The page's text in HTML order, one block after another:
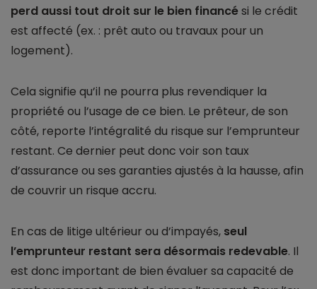
perd aussi tout droit sur le bien financési le crédit
est affecté (ex. : prêt auto ou travaux pour un
logement).
Cela signifie qu’il ne pourra plus revendiquer la
propriété ou l’usage de ce bien. Le prêteur, de son
côté, reporte l’intégralité du risque sur l’emprunteur
restant. Ce dernier peut donc voir son taux
d’assurance ou ses garanties ajustés à la hausse, afin
de couvrir un risque accru.
En cas de litige ultérieur ou d’impayés, seul
l’emprunteur restant sera désormais redevable. Il
est donc important de bien évaluer sa capacité de